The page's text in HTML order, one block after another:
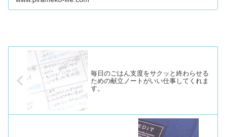
毎日のごはん支度をサクッと終わらせる
ための献立ノートがいい仕事してくれま
す。